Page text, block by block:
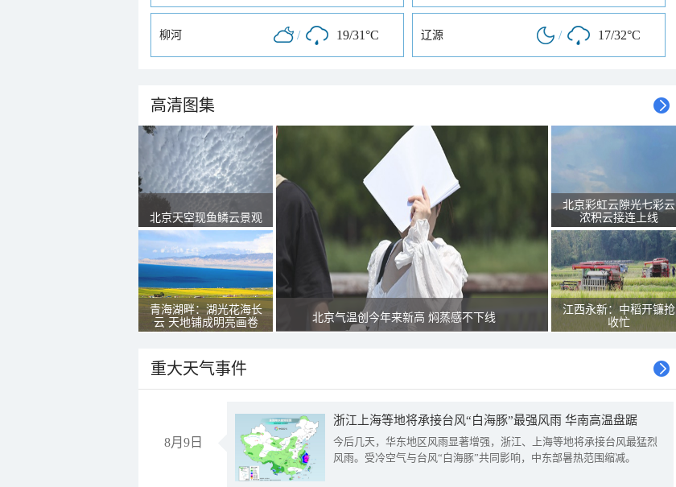
柳河 / 19/31°C 辽源 / 17/32°C
高清图集
北京天空现鱼鳞云景观
青海湖畔：湖光花海长
云 天地铺成明亮画卷
北京气温创今年来新高 焖蒸感不下线
北京彩虹云隙光七彩云
浓积云接连上线
江西永新：中稻开镰抢
收忙
重大天气事件
8月9日
浙江上海等地将承接台风“白海豚”最强风雨 华南高温盘踞
今后几天，华东地区风雨显著增强，浙江、上海等地将承接台风最猛烈
风雨。受冷空气与台风“白海豚”共同影响，中东部暑热范围缩减。